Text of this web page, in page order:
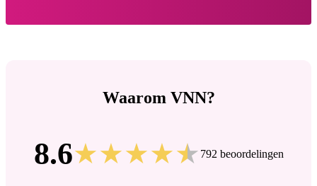
Waarom VNN?
8.6 792 beoordelingen